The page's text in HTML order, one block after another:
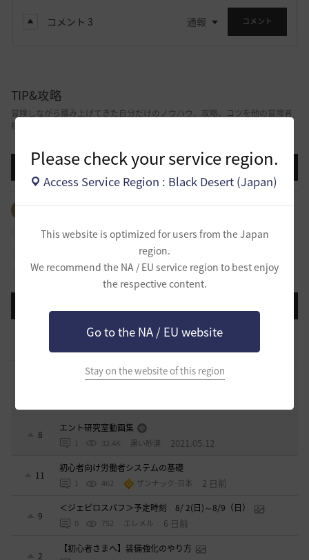
Please check your service region.
Access Service Region : Black Desert (Japan)
This website is optimized for users from the Japan
region.
We recommend the NA / EU service region to best enjoy
the respective content.
Go to the NA / EU website
Stay on the website of this region
コメント 3 通報 コメント
TIP&攻略
冒険しながら積み上げてきた自分だけのノウハウ、攻略、コツを他の冒険者
様と共有できる掲示板です。
投稿する
全体のタグを見る #生活 #PvP #PvE
#アイテム
#冒険日誌 #知識 #行動力
#強化
#占領戦
#攻略
#物々交換 #クラス #その他
[開催中のイベント] 今週のイベントは？
黒い砂漠が初めての冒険者の皆様のために準備したA to Z！
8
エント研究室動画集
1 32.4K 黒い砂漠 2021.05.12
11
初心者向け労働者システムの基礎
1 462 ザンナック-日本 2 日前
9
＜ジェピロスバフ＞予定時刻 8/ 2(日)～8/9（日）
0 752 エレメル 6 日前
2
【初心者さまへ】装備強化のやり方